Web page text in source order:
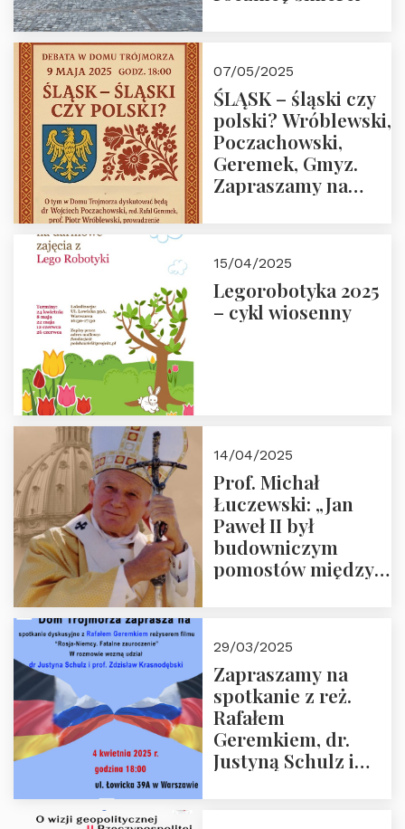
07/05/2025
ŚLĄSK – śląski czy
polski? Wróblewski,
Poczachowski,
Geremek, Gmyz.
Zapraszamy na
Trójmorza.
15/04/2025
Legorobotyka 2025
– cykl wiosenny
14/04/2025
Prof. Michał
Łuczewski: „Jan
Paweł II był
budowniczym
pomostów między
29/03/2025
Zapraszamy na
spotkanie z reż.
Rafałem
Geremkiem, dr.
Justyną Schulz i